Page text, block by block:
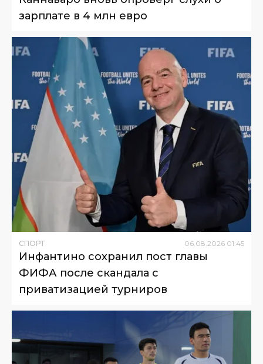
зарплате в 4 млн евро
СПОРТ 06.08.2026 01:45
Инфантино сохранил пост главы
ФИФА после скандала с
приватизацией турниров